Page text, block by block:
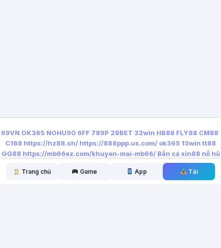
69VN OK365 NOHU90 6FF 789P 28BET 32win HB88 FLY88 CM88
C168 https://hz88.sh/ https://888ppp.us.com/ ok365 13win tt88
GG88 https://mb66ez.com/khuyen-mai-mb66/ Bắn cá xin88 nổ hũ
Trang chủ Game App Tải